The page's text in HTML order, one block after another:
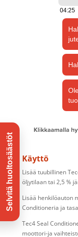
Käyttö
Lisää tuubillinen
öljytilaan tai 2,5 %
Lisää henkilöauton
Conditioneria ja
Tec4 Seal
moottori-ja